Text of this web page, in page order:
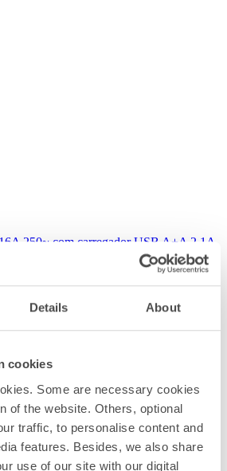
Details About
cookies
Some are necessary cookies
of the website. Others, optional
traffic, to personalise content and
features. Besides, we also share
use of our site with our digital
250~ com carregador USB A+A 2,1A